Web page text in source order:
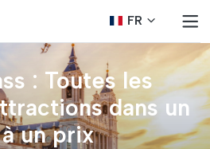
FR
: Toutes les
dans un
un prix